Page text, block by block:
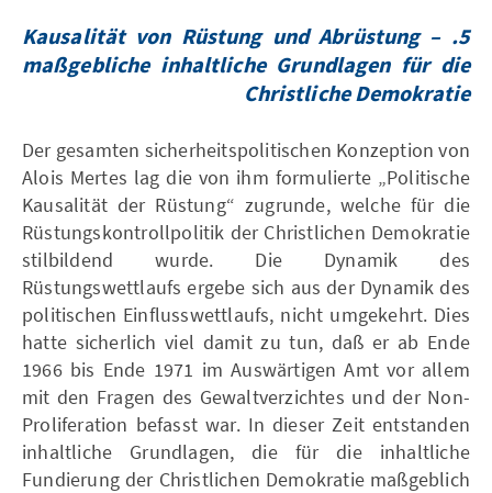
5.
Kausalität von Rüstung und Abrüstung –
maßgebliche inhaltliche Grundlagen für die
Christliche Demokratie
Der gesamten sicherheitspolitischen Konzeption von
Alois Mertes lag die von ihm formulierte „Politische
Kausalität der Rüstung“ zugrunde, welche für die
Rüstungskontrollpolitik der Christlichen Demokratie
stilbildend wurde. Die Dynamik des
Rüstungswettlaufs ergebe sich aus der Dynamik des
politischen Einflusswettlaufs, nicht umgekehrt. Dies
hatte sicherlich viel damit zu tun, daß er ab Ende
1966 bis Ende 1971 im Auswärtigen Amt vor allem
mit den Fragen des Gewaltverzichtes und der Non-
Proliferation befasst war. In dieser Zeit entstanden
inhaltliche Grundlagen, die für die inhaltliche
Fundierung der Christlichen Demokratie maßgeblich